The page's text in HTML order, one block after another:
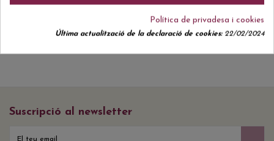
Suscripció al newsletter
Política de privadesa i cookies
Última actualització de la declaració de cookies:22/02/2024